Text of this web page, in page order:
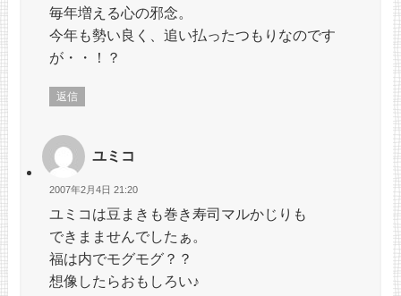
毎年増える心の邪念。
今年も勢い良く、追い払ったつもりなのです
が・・！？
返信
ユミコ
2007年2月4日 21:20
ユミコは豆まきも巻き寿司マルかじりも
できまませんでしたぁ。
福は内でモグモグ？？
想像したらおもしろい♪